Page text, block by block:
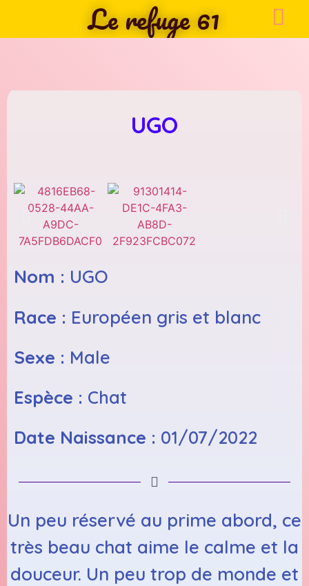
Le refuge 61
UGO
Nom : UGO
Race : Européen gris et blanc
Sexe : Male
Espèce : Chat
Date Naissance : 01/07/2022
Un peu réservé au prime abord, ce
très beau chat aime le calme et la
douceur. Un peu trop de monde et